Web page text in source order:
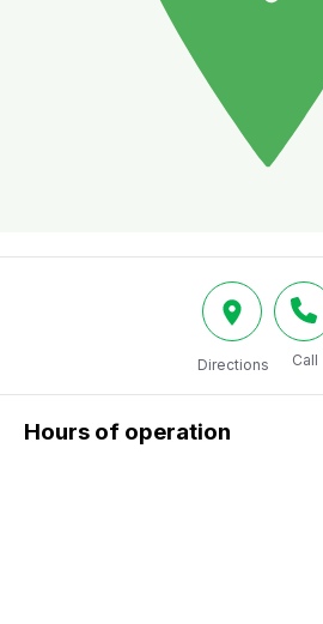
Directions Call
Hours of operation